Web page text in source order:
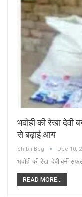
भदोही की रेखा देवी
से बढ़ाई आय
Shibli Beg Dec 10,
भदोही की रेखा देवी बनीं
READ MORE...